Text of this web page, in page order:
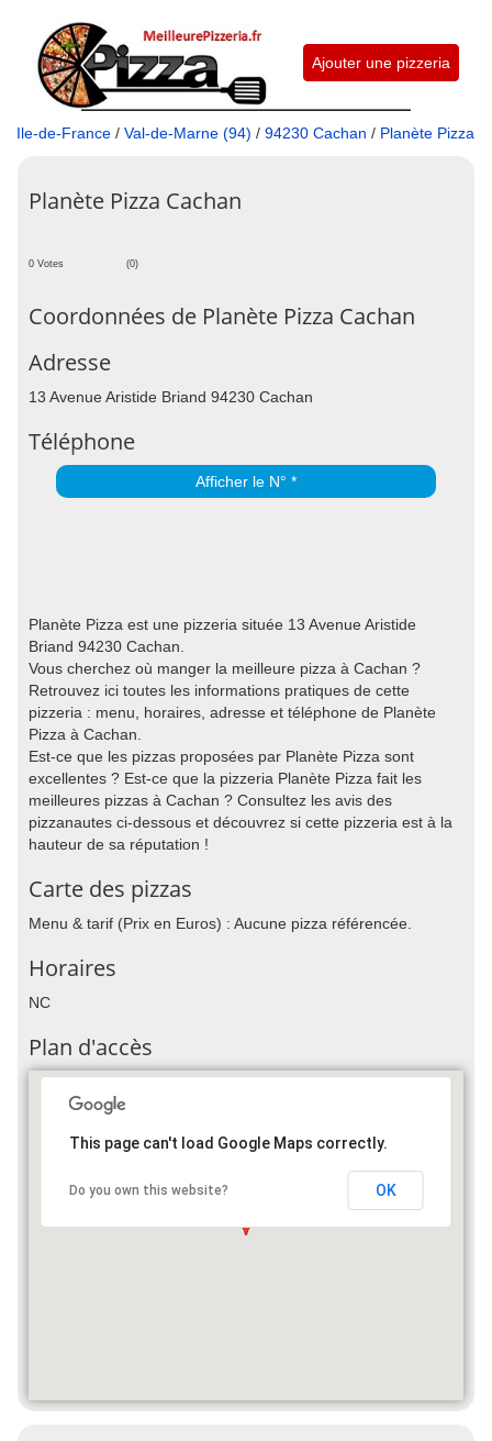
Ajouter une pizzeria
Ile-de-France / Val-de-Marne (94) / 94230 Cachan / Planète Pizza
Planète Pizza Cachan
0 Votes (0)
Coordonnées de Planète Pizza Cachan
Adresse
13 Avenue Aristide Briand 94230 Cachan
Téléphone
Afficher le N° *
Planète Pizza est une pizzeria située 13 Avenue Aristide
Briand 94230 Cachan.
Vous cherchez où manger la meilleure pizza à Cachan ?
Retrouvez ici toutes les informations pratiques de cette
pizzeria : menu, horaires, adresse et téléphone de Planète
Pizza à Cachan.
Est-ce que les pizzas proposées par Planète Pizza sont
excellentes ? Est-ce que la pizzeria Planète Pizza fait les
meilleures pizzas à Cachan ? Consultez les avis des
pizzanautes ci-dessous et découvrez si cette pizzeria est à la
hauteur de sa réputation !
Carte des pizzas
Menu & tarif (Prix en Euros) : Aucune pizza référencée.
Horaires
NC
Plan d'accès
This page can't load Google Maps correctly.
Do you own this website? OK